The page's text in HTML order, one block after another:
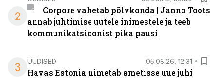
2
Corpore vahetab põlvkonda | Janno Toots
annab juhtimise uutele inimestele ja teeb
kommunikatsioonist pika pausi
3 UUDISED 05.08.26, 12:31
Havas Estonia nimetab ametisse uue juhi